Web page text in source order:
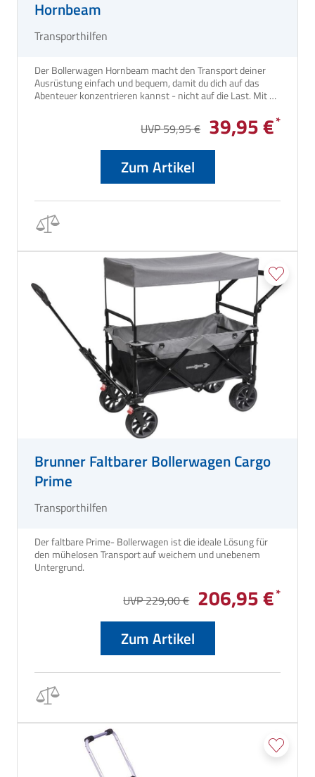
Hornbeam
Transporthilfen
Der Bollerwagen Hornbeam macht den Transport deiner
Ausrüstung einfach und bequem, damit du dich auf das
Abenteuer konzentrieren kannst - nicht auf die Last. Mit 58
faltbaren Design ist er bereit für jeden Ausflug unter freiem
UVP 59,95 € 39,95 €
Zum Artikel
Brunner Faltbarer Bollerwagen Cargo
Prime
Transporthilfen
Der faltbare Prime- Bollerwagen ist die ideale Lösung für
den mühelosen Transport auf weichem und unebenem
UVP 229,00 € 206,95 €
Zum Artikel